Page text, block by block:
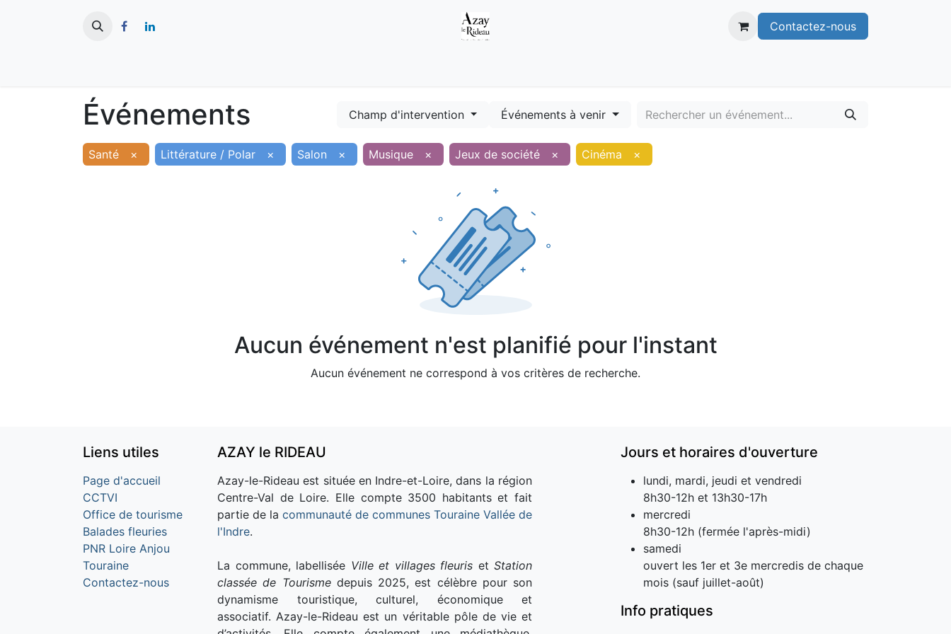
Contactez-nous
Événements Champ d'intervention Événements à venir
Santé × Littérature / Polar × Salon × Musique × Jeux de société × Cinéma ×
Aucun événement n'est planifié pour l'instant
Aucun événement ne correspond à vos critères de recherche.
Liens utiles
Page d'accueil
CCTVI
Office de tourisme
Balades fleuries
PNR Loire Anjou
Touraine
Contactez-nous
AZAY le RIDEAU
Azay-le-Rideau est située en Indre-et-Loire, dans la région
Centre-Val de Loire. Elle compte 3500 habitants et fait
partie de la communauté de communes Touraine Vallée de
l'Indre.
La commune, labellisée Ville et villages fleuris et Station
classée de Tourismedepuis 2025, est célèbre pour son
dynamisme touristique, culturel, économique et
associatif. Azay-le-Rideau est un véritable pôle de vie et
Jours et horaires d'ouverture
lundi, mardi, jeudi et vendredi
8h30-12h et 13h30-17h
mercredi
8h30-12h (fermée l'après-midi)
samedi
ouvert les 1er et 3e mercredis de chaque
mois (sauf juillet-août)
Info pratiques